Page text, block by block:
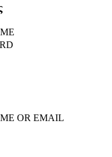
OR EMAIL